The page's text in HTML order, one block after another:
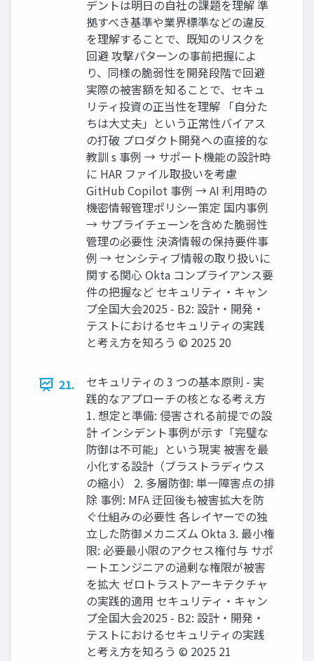
デントは明日の自社の課題を理解 準
拠すべき基準や業界標準などの違反
を理解することで、既知のリスクを
回避 攻撃パターンの事前把握によ
り、同様の脆弱性を開発段階で回避
実際の被害額を知ることで、セキュ
リティ投資の正当性を理解 「自分た
ちは大丈夫」という正常性バイアス
の打破 プロダクト開発への直接的な
教訓 s 事例 → サポート機能の設計時
に HAR ファイル取扱いを考慮
GitHub Copilot 事例 → AI 利用時の
機密情報管理ポリシー策定 国内事例
→ サプライチェーンを含めた脆弱性
管理の必要性 決済情報の保持要件事
例 → センシティブ情報の取り扱いに
関する関心 Okta コンプライアンス要
件の把握など セキュリティ・キャン
プ全国大会2025 - B2: 設計・開発・
テストにおけるセキュリティの実践
と考え方を知ろう © 2025 20
21.
セキュリティの 3 つの基本原則 - 実
践的なアプローチの核となる考え方
1. 想定と準備: 侵害される前提での設
計 インシデント事例が示す「完璧な
防御は不可能」という現実 被害を最
小化する設計（ブラストラディウス
の縮小） 2. 多層防御: 単一障害点の排
除 事例: MFA 迂回後も被害拡大を防
ぐ仕組みの必要性 各レイヤーでの独
立した防御メカニズム Okta 3. 最小権
限: 必要最小限のアクセス権付与 サポ
ートエンジニアの過剰な権限が被害
を拡大 ゼロトラストアーキテクチャ
の実践的適用 セキュリティ・キャン
プ全国大会2025 - B2: 設計・開発・
テストにおけるセキュリティの実践
と考え方を知ろう © 2025 21